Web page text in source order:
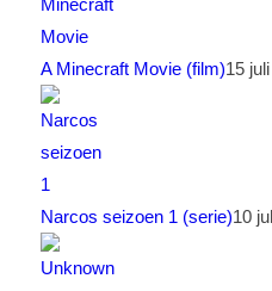
A Minecraft Movie (film)15
Narcos seizoen 1 (serie)10